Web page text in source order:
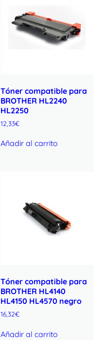
Tóner compatible para
BROTHER HL2240
HL2250
12,33€
Añadir al carrito
Tóner compatible para
BROTHER HL4140
HL4150 HL4570 negro
16,32€
Añadir al carrito